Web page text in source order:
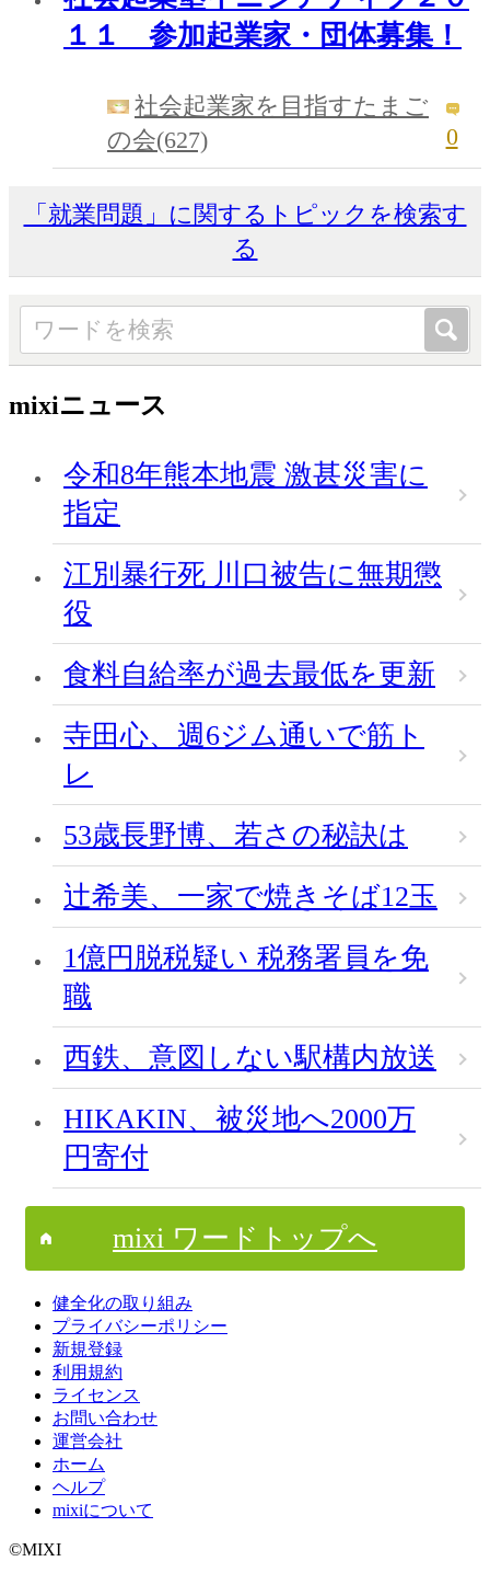
１１ 参加起業家・団体募集！
社会起業家を目指すたまご
の会(627)
0
「就業問題」に関するトピックを検索す
る
mixiニュース
令和8年熊本地震 激甚災害に
指定
江別暴行死 川口被告に無期懲
役
食料自給率が過去最低を更新
寺田心、週6ジム通いで筋ト
レ
53歳長野博、若さの秘訣は
辻希美、一家で焼きそば12玉
1億円脱税疑い 税務署員を免
職
西鉄、意図しない駅構内放送
HIKAKIN、被災地へ2000万
円寄付
mixi ワードトップへ
健全化の取り組み
プライバシーポリシー
新規登録
利用規約
ライセンス
お問い合わせ
運営会社
ホーム
ヘルプ
mixiについて
©MIXI